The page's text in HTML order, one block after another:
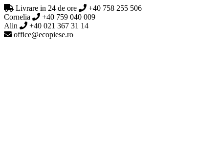
Livrare in 24 de ore
+40 758 255 506
Cornelia
+40 759 040 009
Alin
+40 021 367 31 14
office@ecopiese.ro